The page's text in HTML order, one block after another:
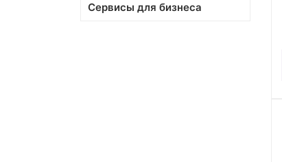
Сервисы для бизнеса